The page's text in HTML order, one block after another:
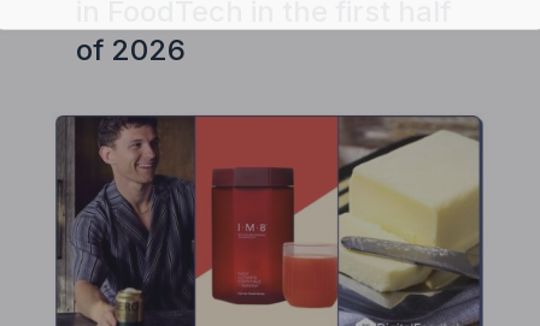
of 2026